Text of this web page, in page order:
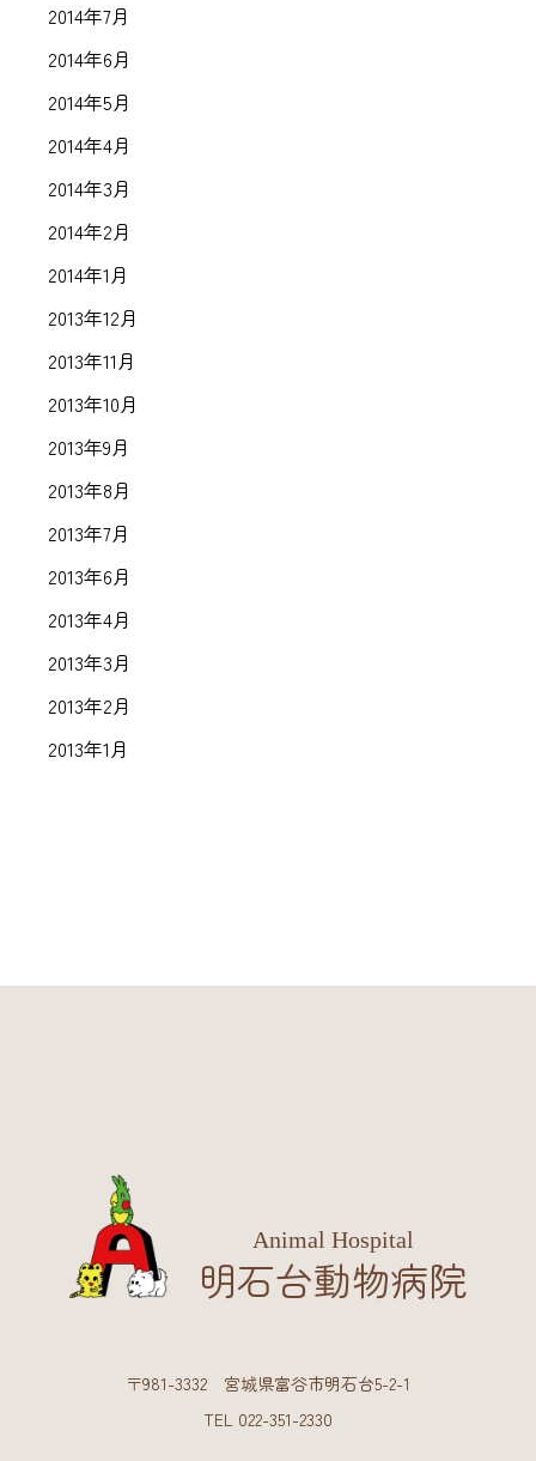
2014年7月
2014年6月
2014年5月
2014年4月
2014年3月
2014年2月
2014年1月
2013年12月
2013年11月
2013年10月
2013年9月
2013年8月
2013年7月
2013年6月
2013年4月
2013年3月
2013年2月
2013年1月
Animal Hospital
明石台動物病院
〒981-3332 宮城県富谷市明石台5-2-1
TEL 022-351-2330